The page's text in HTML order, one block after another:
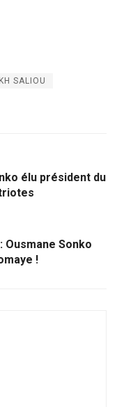
SALIOU
élu président du
: Ousmane Sonko
!